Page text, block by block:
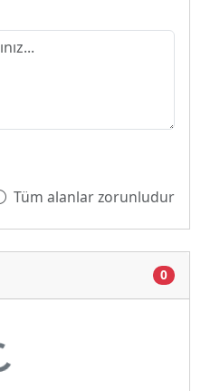
Tüm alanlar zorunludur
0